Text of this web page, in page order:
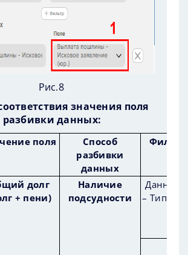
Рис.8
значения поля
разбивки данных:
поля
Способ
разбивки
данных
долг
+ пени)
Наличие
подсудности
Данные
– Тип